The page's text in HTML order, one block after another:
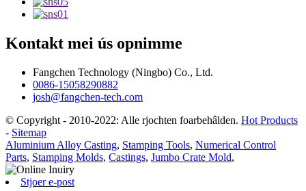
Kontakt mei ús opnimme
Fangchen Technology (Ningbo) Co., Ltd.
0086-15058290882
josh@fangchen-tech.com
© Copyright - 2010-2022: Alle rjochten foarbehâlden. Hot Products
- Sitemap
Aluminium Alloy Casting, Stamping Tools, Numerical Control
Parts, Stamping Molds, Castings, Jumbo Crate Mold,
Stjoer e-post